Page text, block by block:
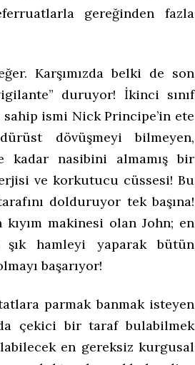
gereğinden fazla
Karşımızda belki de son
duruyor! İkinci sınıf
ismi Nick Principe’in ete
dövüşmeyi bilmeyen,
kadar nasibini almamış bir
ve korkutucu cüssesi! Bu
dolduruyor tek başına!
makinesi olan John; en
şık hamleyi yaparak bütün
başarıyor!
parmak banmak isteyen
çekici bir taraf bulabilmek
en gereksiz kurgusal